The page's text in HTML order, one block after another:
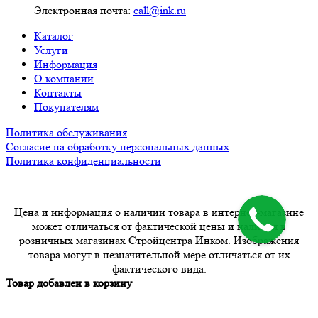
Электронная почта: call@ink.ru
Каталог
Услуги
Информация
О компании
Контакты
Покупателям
Политика обслуживания
Согласие на обработку персональных данных
Политика конфиденциальности
Цена и информация о наличии товара в интернет-магазине
может отличаться от фактической цены и наличия в
розничных магазинах Стройцентра Инком. Изображения
товара могут в незначительной мере отличаться от их
фактического вида.
Товар добавлен в корзину